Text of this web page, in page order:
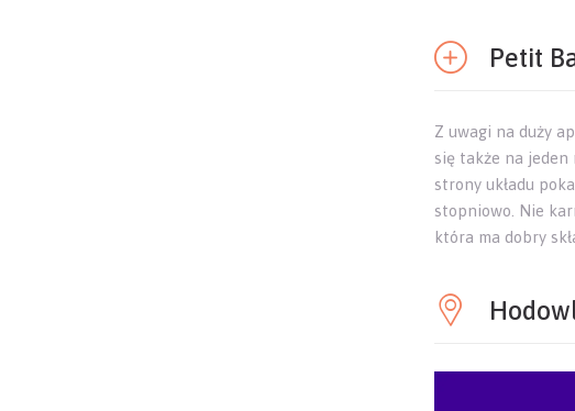
Petit
Z uwagi na duży
się także na jeden
strony układu
stopniowo. Nie
która ma dobry